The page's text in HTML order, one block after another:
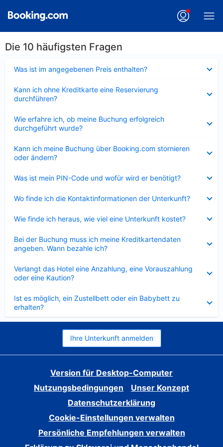
Die 10 häufigsten Fragen
Was ist im angegebenen Preis enthalten?
Kann ich ohne Kreditkarte eine Reservierung
durchführen?
Wie erfahre ich, ob meine Buchung erfolgreich
durchgeführt wurde?
Kann ich meine Buchung über Booking.com stornieren
oder ändern?
Was ist mein PIN-Code und wofür wird er benötigt?
Wo finde ich die Kontaktinformationen der Unterkunft?
Wie finde ich heraus, wie viel eine Unterkunft kostet?
Bei der Buchung muss ich meine Kreditkartendaten
angeben. Wann bezahle ich?
Verlangt das Hotel eine Anzahlung, eine Vorauszahlung
oder eine Kaution?
Ist es möglich, ein Zustellbett oder ein Babybett zu
erhalten?
Ihre Unterkunft anmelden
Version für Desktop-Computer
Nutzungsbedingungen
Unser Konzept
Datenschutzerklärung
Cookie-Einstellungen verwalten
Persönliche Empfehlungen verwalten